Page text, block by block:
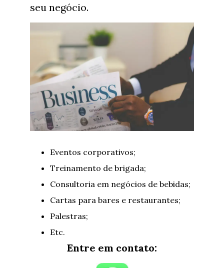
seu negócio.
Eventos corporativos;
Treinamento de brigada;
Consultoria em negócios de bebidas;
Cartas para bares e restaurantes;
Palestras;
Etc.
Entre em contato: